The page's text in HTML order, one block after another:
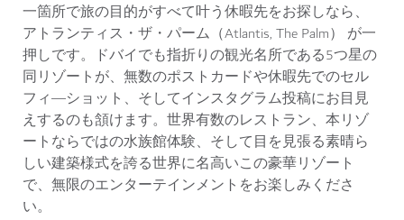
一箇所で旅の目的がすべて叶う休暇先をお探しなら、
アトランティス・ザ・パーム（Atlantis, The Palm） が一
押しです。ドバイでも指折りの観光名所である5つ星の
同リゾートが、無数のポストカードや休暇先でのセル
フィ―ショット、そしてインスタグラム投稿にお目見
えするのも頷けます。世界有数のレストラン、本リゾ
ートならではの水族館体験、そして目を見張る素晴ら
しい建築様式を誇る世界に名高いこの豪華リゾート
で、無限のエンターテインメントをお楽しみくださ
い。